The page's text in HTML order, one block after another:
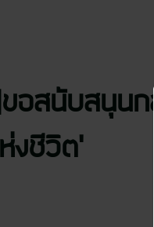
ขอสนับสนุน
งชีวิต’